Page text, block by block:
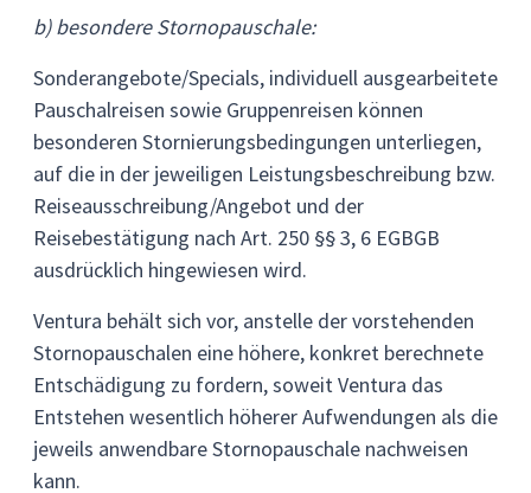
b) besondere Stornopauschale:
Sonderangebote/Specials, individuell ausgearbeitete
Pauschalreisen sowie Gruppenreisen können
besonderen Stornierungsbedingungen unterliegen,
auf die in der jeweiligen Leistungsbeschreibung bzw.
Reiseausschreibung/Angebot und der
Reisebestätigung nach Art. 250 §§ 3, 6 EGBGB
ausdrücklich hingewiesen wird.
Ventura behält sich vor, anstelle der vorstehenden
Stornopauschalen eine höhere, konkret berechnete
Entschädigung zu fordern, soweit Ventura das
Entstehen wesentlich höherer Aufwendungen als die
jeweils anwendbare Stornopauschale nachweisen
kann.